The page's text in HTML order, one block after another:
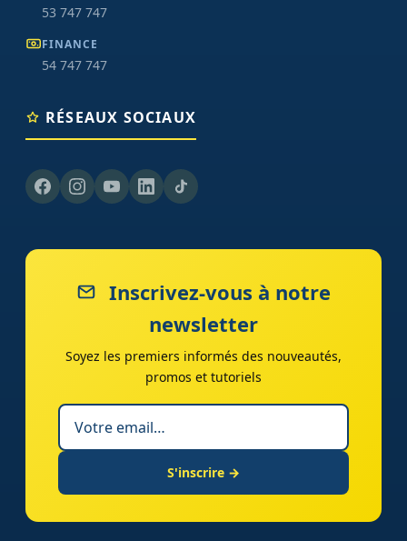
53 747 747
FINANCE
54 747 747
RÉSEAUX SOCIAUX
Inscrivez-vous à notre
newsletter
Soyez les premiers informés des nouveautés,
promos et tutoriels
S'inscrire →